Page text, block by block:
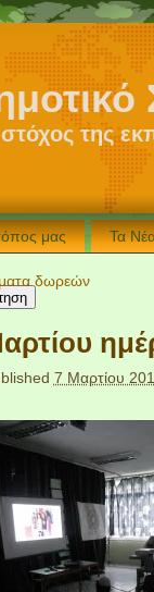
της
μας Τα
δωρεών
7 Μαρτίου